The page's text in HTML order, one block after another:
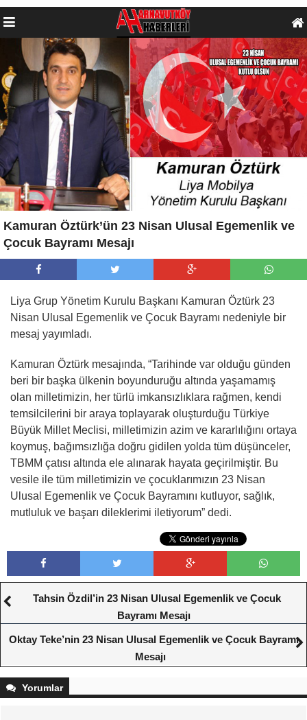
Kamuran Öztürk’ün 23 Nisan Ulusal Egemenlik ve
Çocuk Bayramı Mesajı
Liya Grup Yönetim Kurulu Başkanı Kamuran Öztürk 23
Nisan Ulusal Egemenlik ve Çocuk Bayramı nedeniyle bir
mesaj yayımladı.
Kamuran Öztürk mesajında, “Tarihinde var olduğu günden
beri bir başka ülkenin boyunduruğu altında yaşamamış
olan milletimizin, her türlü imkansızlıklara rağmen, kendi
temsilcilerini bir araya toplayarak oluşturduğu Türkiye
Büyük Millet Meclisi, milletimizin azim ve kararlılığını ortaya
koymuş, bağımsızlığa doğru gidilen yolda tüm düşünceler,
TBMM çatısı altında ele alınarak hayata geçirilmiştir. Bu
vesile ile tüm milletimizin ve çocuklarımızın 23 Nisan
Ulusal Egemenlik ve Çocuk Bayramını kutluyor, sağlık,
mutluluk ve başarı dileklerimi iletiyorum” dedi.
Tahsin Özdil’in 23 Nisan Ulusal Egemenlik ve Çocuk
Bayramı Mesajı
Oktay Teke’nin 23 Nisan Ulusal Egemenlik ve Çocuk Bayramı
Mesajı
Yorumlar